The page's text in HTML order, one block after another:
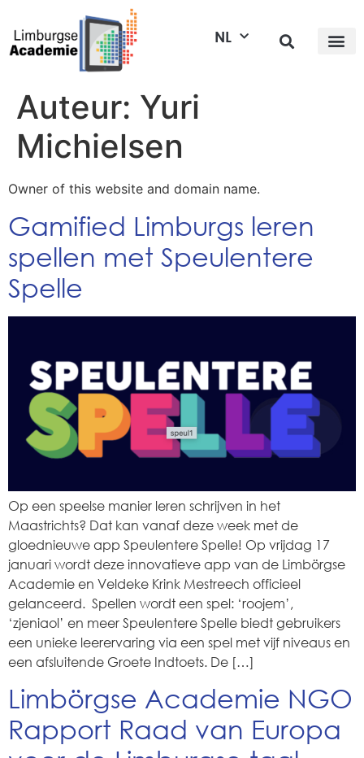
NL
Auteur: Yuri
Michielsen
Owner of this website and domain name.
Gamified Limburgs leren
spellen met Speulentere
Spelle
Op een speelse manier leren schrijven in het
Maastrichts? Dat kan vanaf deze week met de
gloednieuwe app Speulentere Spelle! Op vrijdag 17
januari wordt deze innovatieve app van de Limbörgse
Academie en Veldeke Krink Mestreech officieel
gelanceerd. Spellen wordt een spel: ‘roojem’,
‘zjeniaol’ en meer Speulentere Spelle biedt gebruikers
een unieke leerervaring via een spel met vijf niveaus en
een afsluitende Groete Indtoets. De […]
Limbörgse Academie NGO
Rapport Raad van Europa